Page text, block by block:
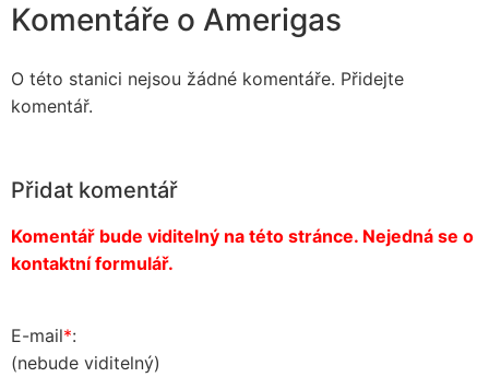
Komentáře o Amerigas
O této stanici nejsou žádné komentáře. Přidejte
komentář.
Přidat komentář
Komentář bude viditelný na této stránce. Nejedná se o
kontaktní formulář.
E-mail*:
(nebude viditelný)